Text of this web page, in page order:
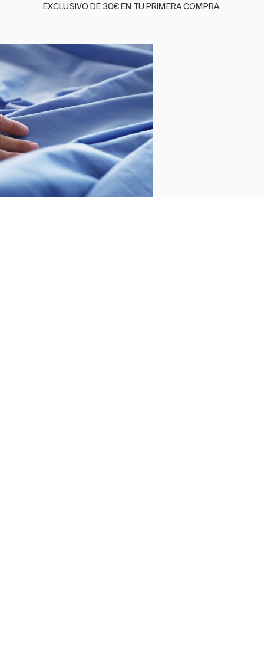
110,00 € -150,00 €
75,00 €
MÁS SOBRE JUEGO DE
SÁBANAS
EXCLUSIVO DE 30€ EN TU PRIMERA COMPRA.